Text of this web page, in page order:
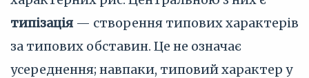
типізація — створення типових характерів
за типових обставин. Це не означає
усереднення; навпаки, типовий характер у